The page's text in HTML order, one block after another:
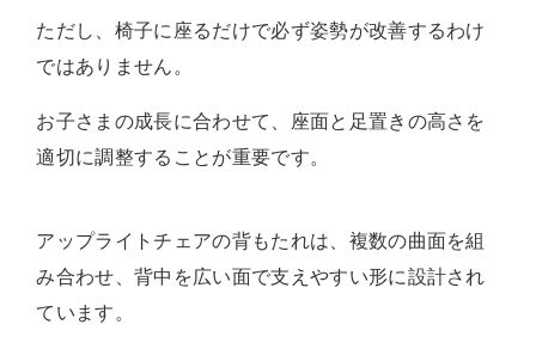
ただし、椅子に座るだけで必ず姿勢が改善するわけ
ではありません。
お子さまの成長に合わせて、座面と足置きの高さを
適切に調整することが重要です。
アップライトチェアの背もたれは、複数の曲面を組
み合わせ、背中を広い面で支えやすい形に設計され
ています。